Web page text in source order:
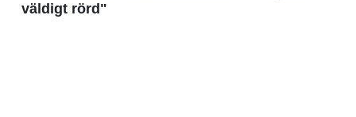
väldigt rörd"